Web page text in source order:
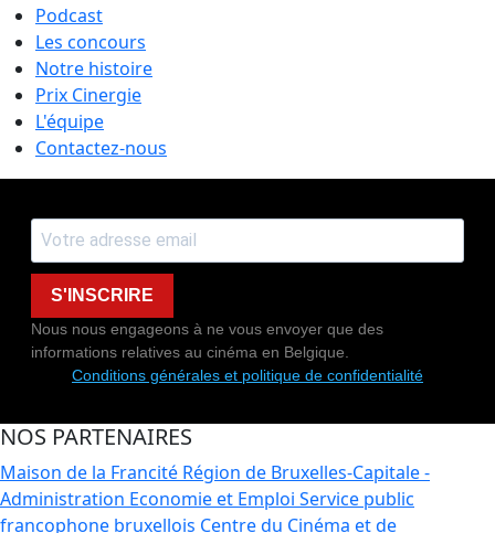
Podcast
Les concours
Notre histoire
Prix Cinergie
L'équipe
Contactez-nous
S'INSCRIRE
Nous nous engageons à ne vous envoyer que des
informations relatives au cinéma en Belgique.
Conditions générales et politique de confidentialité
NOS PARTENAIRES
Maison de la Francité Région de Bruxelles-Capitale -
Administration Economie et Emploi Service public
francophone bruxellois Centre du Cinéma et de